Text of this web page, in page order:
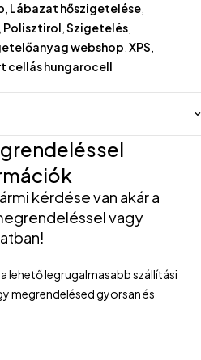
Lábazat hőszigetelése
Polisztirol Szigetelés
webshop XPS
cellás hungarocell
kérdése van akár a
vagy
lehető legrugalmasabb szállítási
megrendelésed gyorsan és